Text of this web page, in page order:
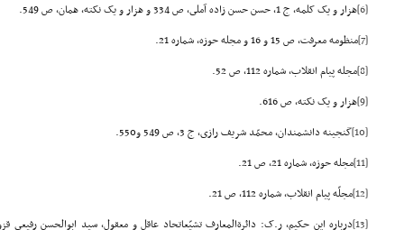
[6] هزار و یک کلمه، ج 1، حسن حسن زاده آملى، ص 334 و هزار و یک نکته، همان، ص 549.
[7] منظومه معرفت، ص 15 و 16 و مجله حوزه، شماره 21.
[8] مجله پیام انقلاب، شماره 112، ص 52.
[9] هزار و یک نکته، ص 616.
[10]
گنجینه دانشمندان، محمّد شریف رازى، ج 3، ص 549 و550.
[11]
مجله حوزه، شماره 21، ص 21.
[12]
مجلّه پیام انقلاب، شماره 112، ص 21.
[13]